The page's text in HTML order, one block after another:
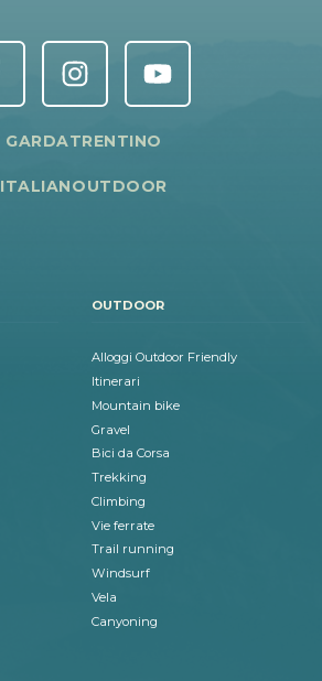
GARDATRENTINO
ITALIANOUTDOOR
OUTDOOR
Alloggi Outdoor Friendly
Itinerari
Mountain bike
Gravel
Bici da Corsa
Trekking
Climbing
Vie ferrate
Trail running
Windsurf
Vela
Canyoning